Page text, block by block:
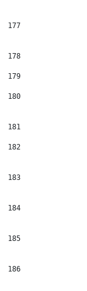
177
178
179
180
181
182
183
184
185
186